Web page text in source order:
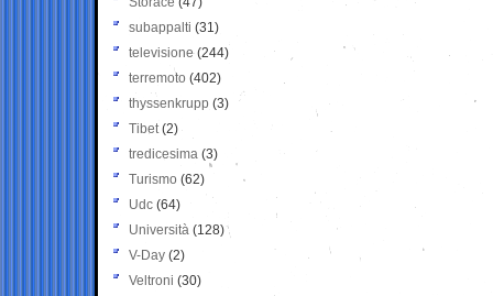
subappalti (31)
televisione(244)
terremoto (402)
thyssenkrupp (3)
Tibet(2)
tredicesima (3)
Turismo (62)
Udc (64)
Università (128)
V-Day (2)
Veltroni (30)